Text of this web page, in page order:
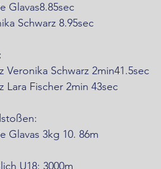
Glavas8.85sec
Schwarz 8.95sec
Veronika Schwarz 2min41.5sec
Lara Fischer 2min 43sec
Glavas 3kg 10. 86m
U18: 3000m